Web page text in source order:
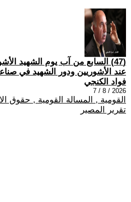
(47) السابع من آب يوم الشهيد
عند الأشوريين ودور الشهيد في
فواد الكنجي
2026 / 8 / 7
القومية , المسالة القومية , حقوق
تقرير المصير